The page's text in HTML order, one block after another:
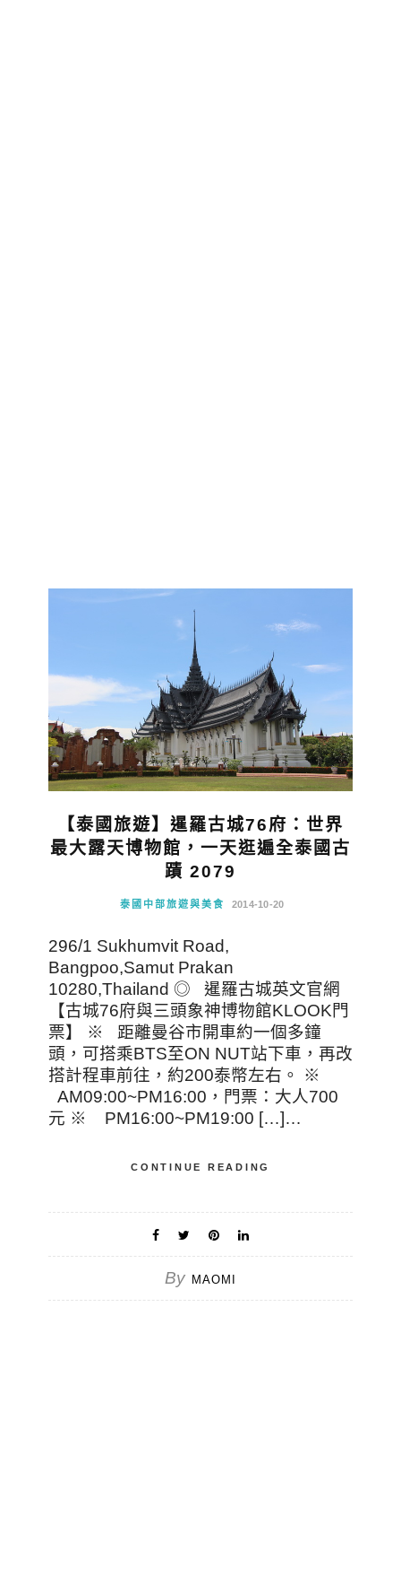
【泰國旅遊】暹羅古城76府：世界
最大露天博物館，一天逛遍全泰國古
蹟 2079
泰國中部旅遊與美食 2014-10-20
296/1 Sukhumvit Road,
Bangpoo,Samut Prakan
10280,Thailand ◎ 暹羅古城英文官網
【古城76府與三頭象神博物館KLOOK門
票】 ※ 距離曼谷市開車約一個多鐘
頭，可搭乘BTS至ON NUT站下車，再改
搭計程車前往，約200泰幣左右。 ※
AM09:00~PM16:00，門票：大人700
元 ※ PM16:00~PM19:00 […]…
CONTINUE READING
By MAOMI